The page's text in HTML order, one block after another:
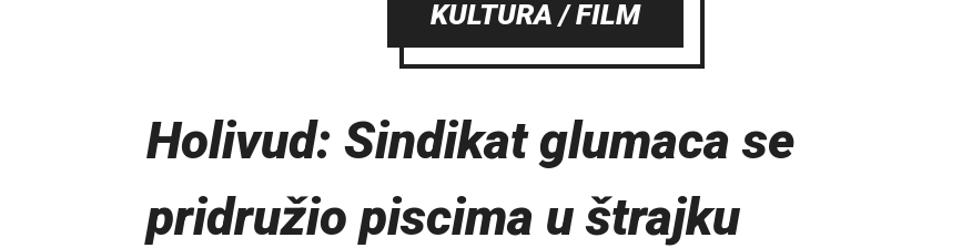
KULTURA / FILM
Holivud: Sindikat glumaca se
pridružio piscima u štrajku